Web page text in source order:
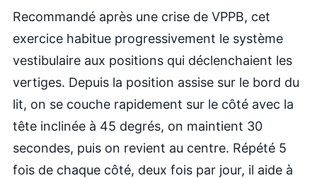
Recommandé après une crise de VPPB, cet
exercice habitue progressivement le système
vestibulaire aux positions qui déclenchaient les
vertiges. Depuis la position assise sur le bord du
lit, on se couche rapidement sur le côté avec la
tête inclinée à 45 degrés, on maintient 30
secondes, puis on revient au centre. Répété 5
fois de chaque côté, deux fois par jour, il aide à